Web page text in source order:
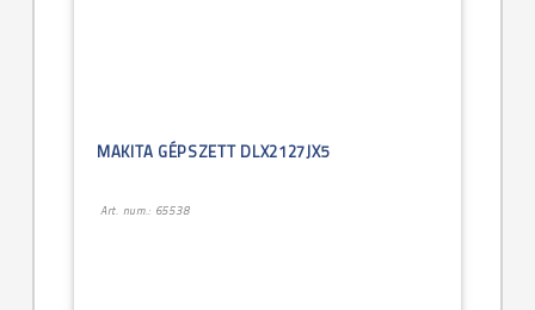
MAKITA GÉPSZETT DLX2127JX5
Art. num.: 65538